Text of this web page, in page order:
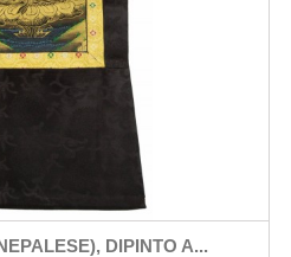
DIPINTO A...